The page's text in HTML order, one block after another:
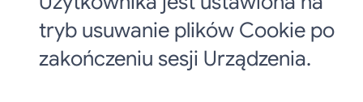
tryb usuwanie plików Cookie po
zakończeniu sesji Urządzenia.